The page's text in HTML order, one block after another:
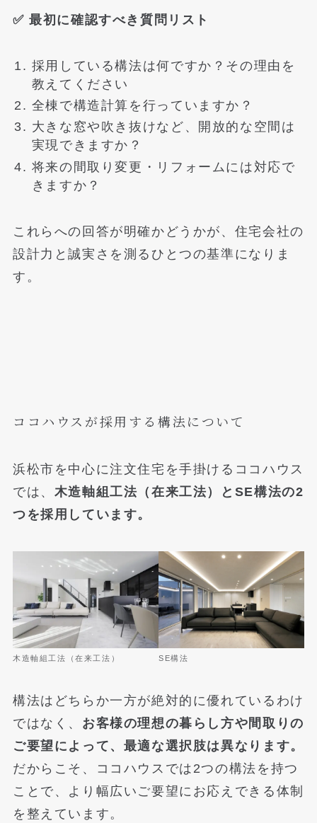
✅ 最初に確認すべき質問リスト
採用している構法は何ですか？その理由を
教えてください
全棟で構造計算を行っていますか？
大きな窓や吹き抜けなど、開放的な空間は
実現できますか？
将来の間取り変更・リフォームには対応で
きますか？
これらへの回答が明確かどうかが、住宅会社の
設計力と誠実さを測るひとつの基準になりま
す。
ココハウスが採用する構法について
浜松市を中心に注文住宅を手掛けるココハウス
では、 木造軸組工法（在来工法）とSE構法の2
つを採用しています。
木造軸組工法（在来工法） SE構法
構法はどちらか一方が絶対的に優れているわけ
ではなく、 お客様の理想の暮らし方や間取りの
ご要望によって、最適な選択肢は異なります。
だからこそ、ココハウスでは2つの構法を持つ
ことで、より幅広いご要望にお応えできる体制
を整えています。